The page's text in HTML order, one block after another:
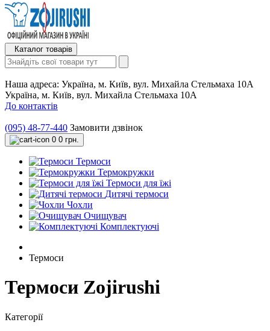
Каталог товарів
Наша адреса: Україна, м. Київ, вул. Михайла Стельмаха 10А
Україна, м. Київ, вул. Михайла Стельмаха 10А
До контактів
(095) 48-77-440 Замовити дзвінок
0 0 грн.
Термоси
Термокружки
Термоси для їжі
Дитячі термоси
Чохли
Очищувач
Комплектуючі
Термоси
Термоси Zojirushi
Категорії